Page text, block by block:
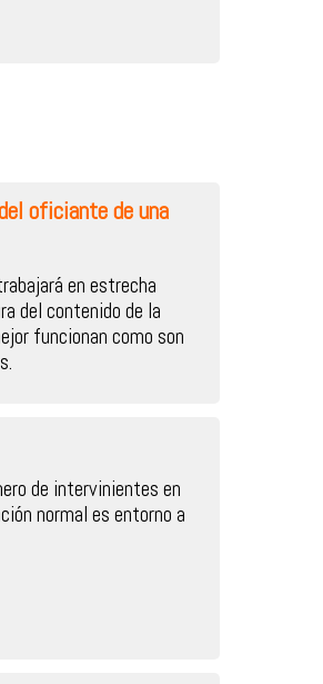
oficiante de una
en estrecha
del contenido de la
funcionan como son
de intervinientes en
normal es entorno a